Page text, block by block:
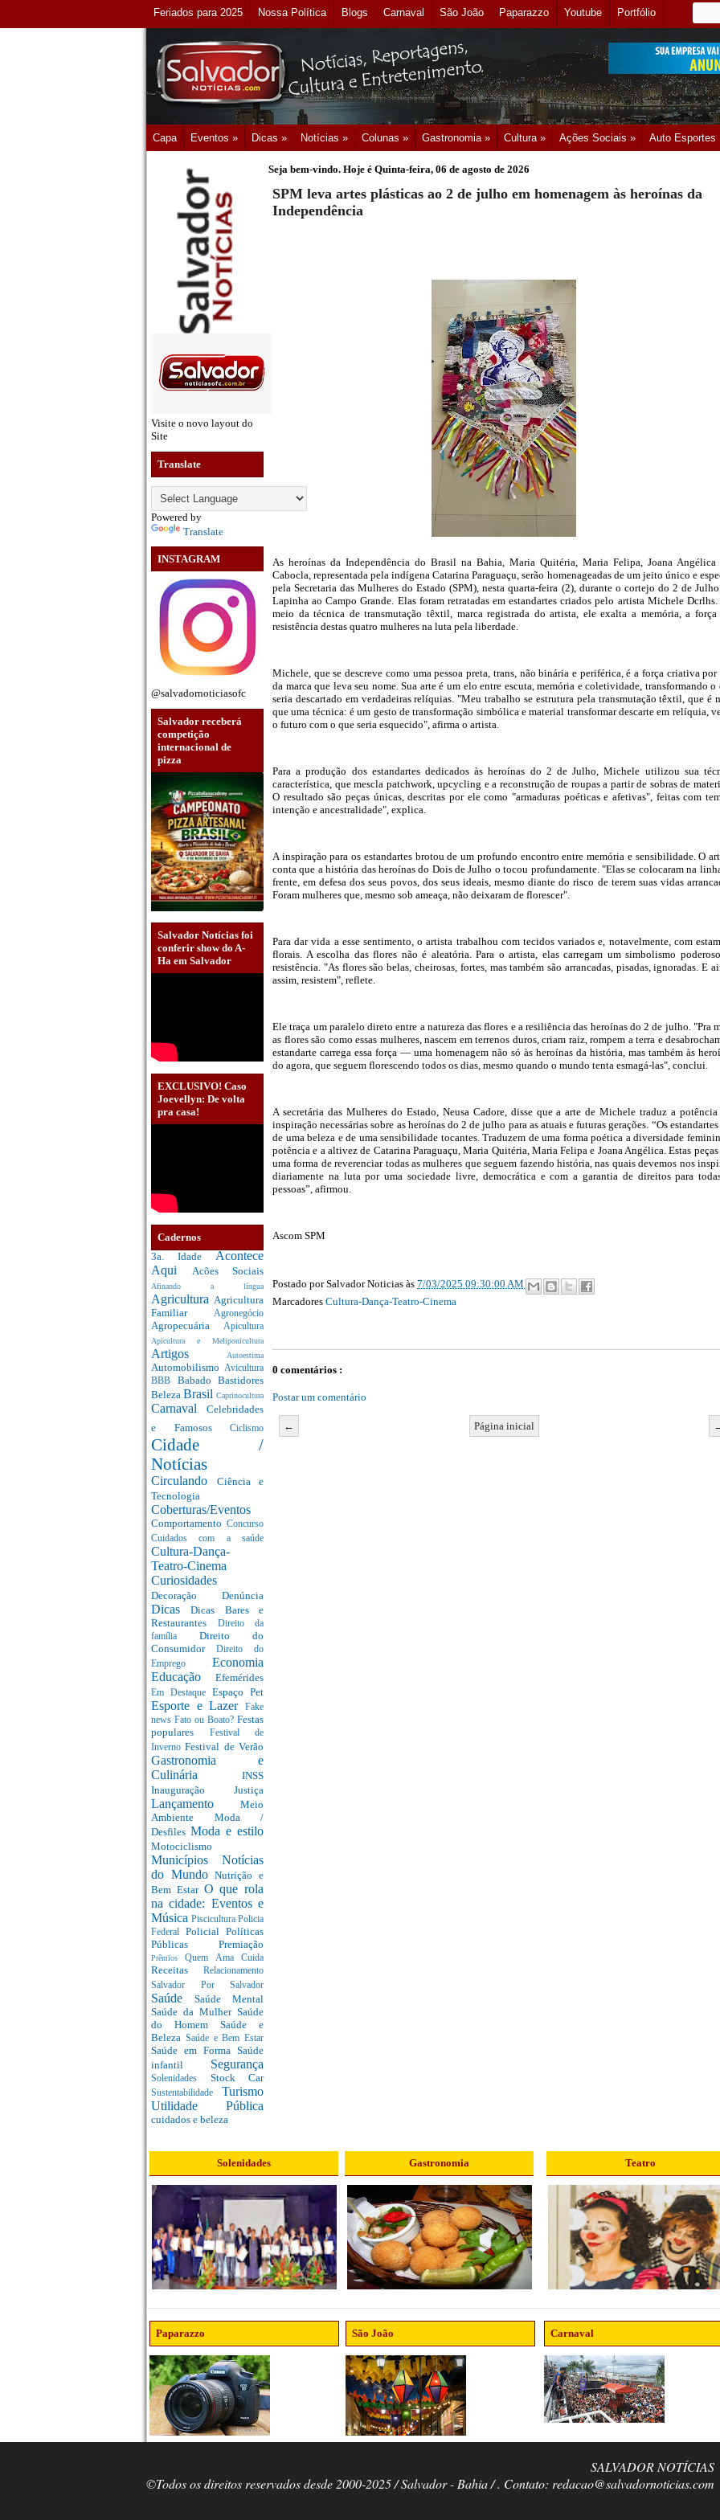
Feriados para 2025 Nossa Política Blogs Carnaval São João Paparazzo Youtube Portfólio
Capa Eventos » Dicas » Notícias » Colunas » Gastronomia » Cultura » Ações Sociais » Auto Esportes
Visite o novo layout do
Site
Translate
Powered by
Translate
INSTAGRAM
@salvadornoticiasofc
Salvador receberá
competição
internacional de
pizza
Salvador Notícias foi
conferir show do A-
Ha em Salvador
EXCLUSIVO! Caso
Joevellyn: De volta
pra casa!
Cadernos
3a. Idade Acontece
Aqui Acões Sociais
Afinando a língua
Agricultura Agricultura
Familiar Agronegócio
Agropecuária Apicultura
Apicultura e Meliponicultura
Artigos Autoestima
Automobilismo Avicultura
BBB Babado Bastidores
Beleza Brasil Caprinocultura
Carnaval Celebridades
e Famosos Ciclismo
Cidade /
Notícias
Circulando Ciência e
Tecnologia
Coberturas/Eventos
Comportamento Concurso
Cuidados com a saúde
Cultura-Dança-
Teatro-Cinema
Curiosidades
Decoração Denúncia
DicasDicas Bares e
Restaurantes
Direito da
família Direito do
Consumidor Direito do
Emprego Economia
Educação Efemérides
Em Destaque Espaço Pet
Esporte e Lazer
Fake
news Fato ou Boato? Festas
populares
Festival de
InvernoFestival de Verão
Gastronomia e
Culinária INSS
Inauguração Justiça
Lançamento Meio
Ambiente Moda /
Desfiles Moda e estilo
Motociclismo
Municípios Notícias
do MundoNutrição e
Bem Estar O que rola
na cidade: Eventos e
Música Piscicultura Policia
Federal Policial Políticas
Públicas Premiação
PrêmiosQuem Ama Cuida
Receitas Relacionamento
Salvador Por Salvador
Saúde Saúde Mental
Saúde da Mulher Saúde
do Homem Saúde e
Beleza Saúde e Bem Estar
Saúde em Forma Saúde
infantil Segurança
Solenidades Stock Car
Sustentabilidade Turismo
Utilidade Pública
cuidados e beleza
Seja bem-vindo. Hoje é Quinta-feira, 06 de agosto de 2026
SPM leva artes plásticas ao 2 de julho em homenagem às heroínas da
Independência
As heroínas da Independência do Brasil na Bahia, Maria Quitéria, Maria Felipa, Joana Angélica
Cabocla, representada pela indígena Catarina Paraguaçu, serão homenageadas de um jeito único e
pela Secretaria das Mulheres do Estado (SPM), nesta quarta-feira (2), durante o cortejo do 2 de
Lapinha ao Campo Grande. Elas foram retratadas em estandartes criados pelo artista Michele Dcrlhs.
meio da técnica de transmutação têxtil, marca registrada do artista, ele exalta a memória, a
resistência destas quatro mulheres na luta pela liberdade.
Michele, que se descreve como uma pessoa preta, trans, não binária e periférica, é a força criativa por
da marca que leva seu nome. Sua arte é um elo entre escuta, memória e coletividade, transformando o
seria descartado em verdadeiras relíquias. "Meu trabalho se estrutura pela transmutação têxtil, que é
que uma técnica: é um gesto de transformação simbólica e material transformar descarte em relíquia,
o futuro com o que seria esquecido", afirma o artista.
Para a produção dos estandartes dedicados às heroínas do 2 de Julho, Michele utilizou sua
característica, que mescla patchwork, upcycling e a reconstrução de roupas a partir de sobras de
O resultado são peças únicas, descritas por ele como "armaduras poéticas e afetivas", feitas com
intenção e ancestralidade", explica.
A inspiração para os estandartes brotou de um profundo encontro entre memória e sensibilidade. O
conta que a história das heroínas do Dois de Julho o tocou profundamente. "Elas se colocaram na
frente, em defesa dos seus povos, dos seus ideais, mesmo diante do risco de terem suas vidas
Foram mulheres que, mesmo sob ameaça, não deixaram de florescer".
Para dar vida a esse sentimento, o artista trabalhou com tecidos variados e, notavelmente, com
florais. A escolha das flores não é aleatória. Para o artista, elas carregam um simbolismo
resistência. "As flores são belas, cheirosas, fortes, mas também são arrancadas, pisadas, ignoradas. E
assim, resistem", reflete.
Ele traça um paralelo direto entre a natureza das flores e a resiliência das heroínas do 2 de julho. "Pra
as flores são como essas mulheres, nascem em terrenos duros, criam raiz, rompem a terra e
estandarte carrega essa força — uma homenagem não só às heroínas da história, mas também às
do agora, que seguem florescendo todos os dias, mesmo quando o mundo tenta esmagá-las", conclui.
A secretária das Mulheres do Estado, Neusa Cadore, disse que a arte de Michele traduz a
inspiração necessárias sobre as heroínas do 2 de julho para as atuais e futuras gerações. “Os estandartes
de uma beleza e de uma sensibilidade tocantes. Traduzem de uma forma poética a diversidade
potência e a altivez de Catarina Paraguaçu, Maria Quitéria, Maria Felipa e Joana Angélica. Estas peças
uma forma de reverenciar todas as mulheres que seguem fazendo história, nas quais devemos nos
diariamente na luta por uma sociedade livre, democrática e com a garantia de direitos para
pessoas”, afirmou.
Ascom SPM
Postado porSalvador Noticias às 7/03/2025 09:30:00 AM
Marcadores Cultura-Dança-Teatro-Cinema
0 comentários :
Postar um comentário
← Página inicial
Solenidades Gastronomia Teatro
Paparazzo São João Carnaval
SALVADOR NOTÍCIAS
©Todos os direitos reservados desde 2000-2025 / Salvador - Bahia / . Contato: redacao@salvadornoticias.com